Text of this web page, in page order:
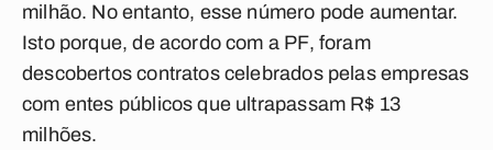
milhão. No entanto, esse número pode aumentar.
Isto porque, de acordo com a PF, foram
descobertos contratos celebrados pelas empresas
com entes públicos que ultrapassam R$ 13
milhões.